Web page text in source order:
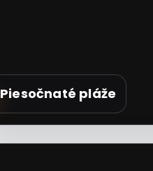
Piesočnaté pláže